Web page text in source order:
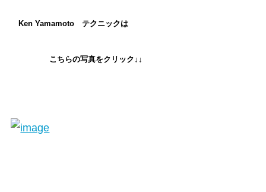
Ken Yamamoto テクニックは
こちらの写真をクリック↓↓